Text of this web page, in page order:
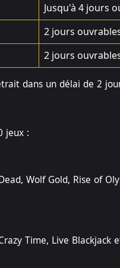
Jusqu'à 4 jours
2 jours
2 jours
dans un délai de 2
jeux :
Wolf Gold, Rise of
Time, Live Blackjack